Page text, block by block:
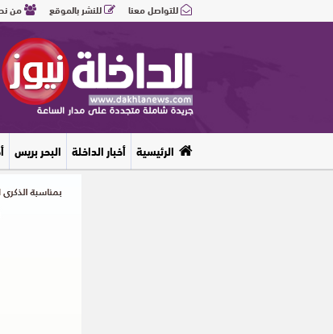
للتواصل معنا للنشر بالموقع من
الرئيسية أخبار الداخلة البحر بريس